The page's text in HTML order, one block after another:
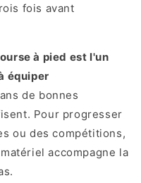
fois avant
à pied est l'un
équiper
de bonnes
Pour progresser
ou des compétitions,
accompagne la